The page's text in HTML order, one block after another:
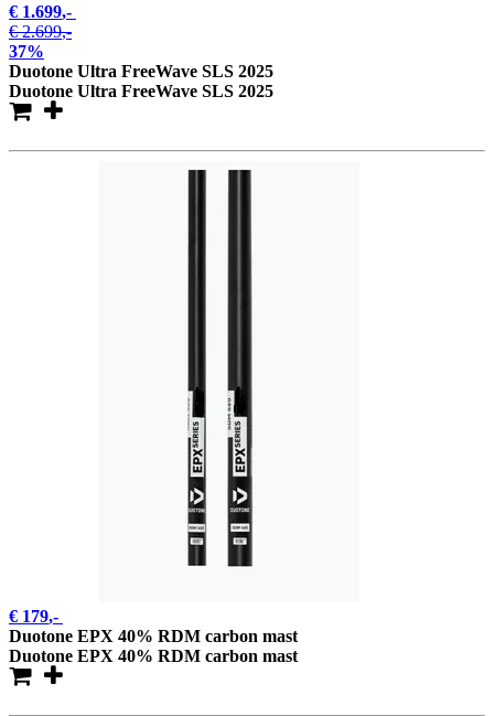
€ 1.699,-
€ 2.699,-
37%
Duotone Ultra FreeWave SLS 2025
Duotone Ultra FreeWave SLS 2025
€ 179,-
Duotone EPX 40% RDM carbon mast
Duotone EPX 40% RDM carbon mast